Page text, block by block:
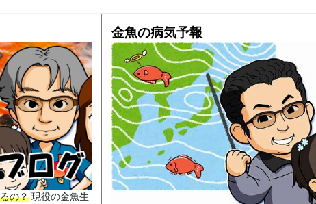
の？ 現役の金魚生
金魚の病気予報